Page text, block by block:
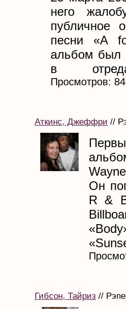
него
публичное
песни «A
альбом был
в
Просмотров:
Аткинс, Джеффри //
Он
R &
Гибсон, Тайриз //